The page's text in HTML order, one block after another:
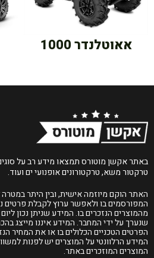
אאוטלנדר 1000
באתר אקשן מוטורס תמצאו מידע רב על
טרקטור משא, טרקטורונים אופנועי ים ועוד.
האתר הוקם מיוזמה אישית, ובין היתר
המפורסמים בו ולאפשר ערוץ לקבלת פרטים
מהמוצרים הנזכרים בו. המידע שניתן נכון
שנערך על ידי המחבר. המידע איננו מייצג
הפרטים הטכניים הכלולים בו או את המחיר
המידע הרלוונטי על המוצרים יש לפנות
המוצרים המוזכרים באתר.